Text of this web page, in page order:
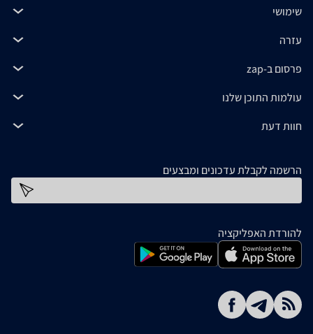
שימושי
עזרה
פרסום ב-zap
עולמות התוכן שלנו
חוות דעת
הרשמה לקבלת עדכונים ומבצעים
להורדת האפליקציה